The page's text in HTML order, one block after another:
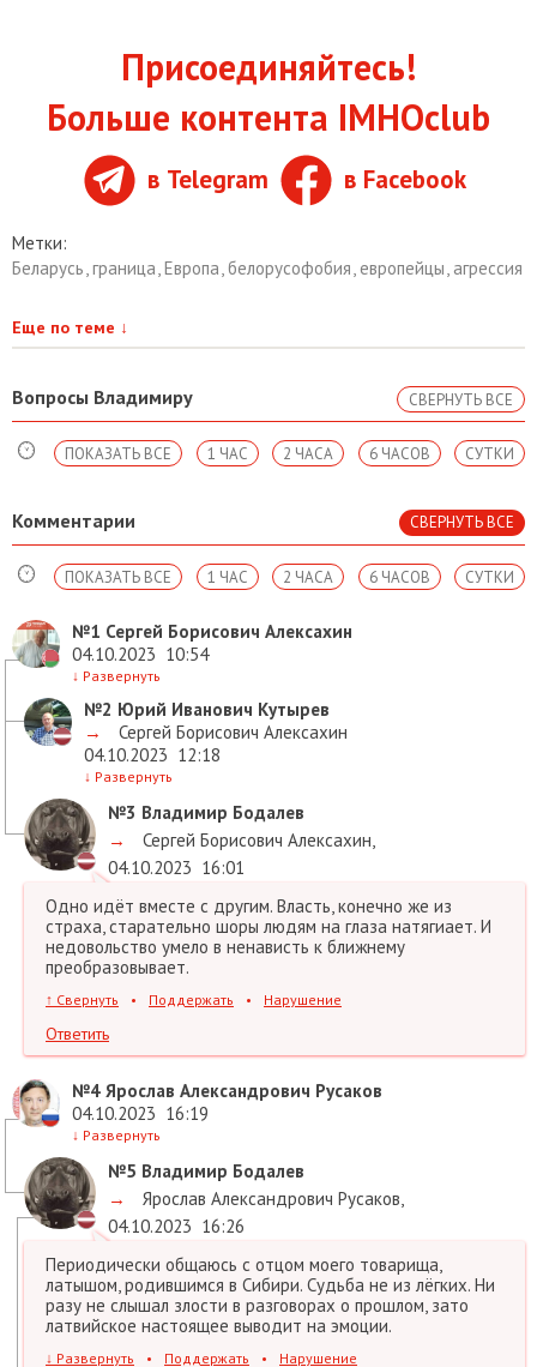
Присоединяйтесь!
Больше контента IMHOclub
в Telegram в Facebook
Метки:
Беларусь граница Европа белорусофобия европейцы агрессия
Еще по теме ↓
Вопросы Владимиру СВЕРНУТЬ ВСЕ
СУТКИ
6 ЧАСОВ
2 ЧАСА
1 ЧАС
ПОКАЗАТЬ ВСЕ
Комментарии СВЕРНУТЬ ВСЕ
СУТКИ
6 ЧАСОВ
2 ЧАСА
1 ЧАС
ПОКАЗАТЬ ВСЕ
№1 Сергей Борисович Алексахин
04.10.2023 10:54
↓ Развернуть
№2 Юрий Иванович Кутырев
→
Сергей Борисович Алексахин
04.10.2023 12:18
↓ Развернуть
№3 Владимир Бодалев
→
Сергей Борисович Алексахин
04.10.2023 16:01
Одно идёт вместе с другим. Власть, конечно же из
страха, старательно шоры людям на глаза натягиает. И
недовольство умело в ненависть к ближнему
преобразовывает.
↑ Свернуть • Поддержать • Нарушение
Ответить
№4 Ярослав Александрович Русаков
04.10.2023 16:19
↓ Развернуть
№5 Владимир Бодалев
→
Ярослав Александрович Русаков
04.10.2023 16:26
Периодически общаюсь с отцом моего товарища,
латышом, родившимся в Сибири. Судьба не из лёгких. Ни
разу не слышал злости в разговорах о прошлом, зато
латвийское настоящее выводит на эмоции.
↓ Развернуть • Поддержать • Нарушение